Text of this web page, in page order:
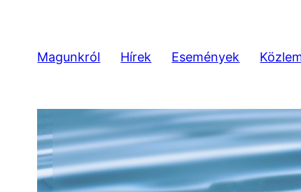
tartalomhoz
Magunkról Hírek Események